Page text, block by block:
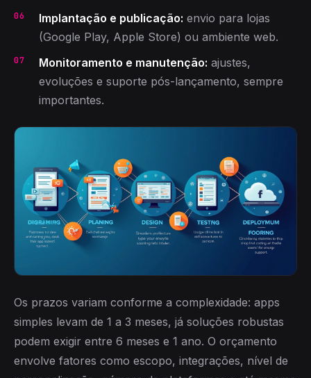
Implantação e publicação: envio para lojas
(Google Play, Apple Store) ou ambiente web.
Monitoramento e manutenção: ajustes,
evoluções e suporte pós-lançamento, sempre
importantes.
Os prazos variam conforme a complexidade: apps
simples levam de 1 a 3 meses, já soluções robustas
podem exigir entre 6 meses e 1 ano. O orçamento
envolve fatores como escopo, integrações, nível de